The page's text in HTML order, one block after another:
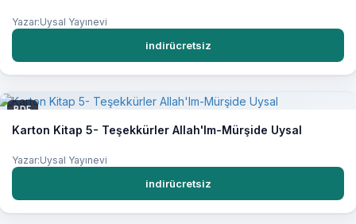
Yazar:Uysal Yayınevi
indirücretsiz
PDF
Karton Kitap 5- Teşekkürler Allah'Im-Mürşide Uysal
Yazar:Uysal Yayınevi
indirücretsiz